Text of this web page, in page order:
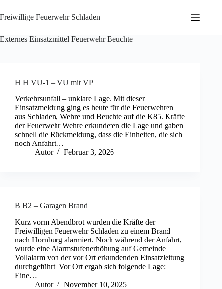
Inhalt
springen
Freiwillige Feuerwehr Schladen
Externes Einsatzmittel Feuerwehr Beuchte
H H VU-1 – VU mit VP
Verkehrsunfall – unklare Lage. Mit dieser
Einsatzmeldung ging es heute für die Feuerwehren
aus Schladen, Wehre und Beuchte auf die K85. Kräfte
der Feuerwehr Wehre erkundeten die Lage und gaben
schnell die Rückmeldung, dass die Einheiten, die sich
noch Anfahrt…
Autor
Februar 3, 2026
B B2 – Garagen Brand
Kurz vorm Abendbrot wurden die Kräfte der
Freiwilligen Feuerwehr Schladen zu einem Brand
nach Hornburg alarmiert. Noch während der Anfahrt,
wurde eine Alarmstufenerhöhung auf Gemeinde
Vollalarm von der vor Ort erkundenden Einsatzleitung
durchgeführt. Vor Ort ergab sich folgende Lage:
Eine…
Autor
November 10, 2025